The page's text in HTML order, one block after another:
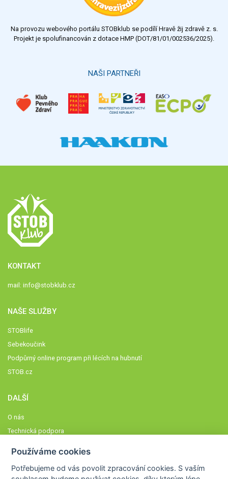
Výsledky Všechny ankety
Na provozu webového portálu STOBklub se podílí Hravě žij zdravě z. s.
Projekt je spolufinancován z dotace HMP (DOT/81/01/002536/2025).
NAŠI PARTNEŘI
KONTAKT
mail: info@stobklub.cz
NAŠE SLUŽBY
STOBlife
Sebekoučink
Podpůrný online program při lécích na hubnutí
STOB.cz
DALŠÍ
O nás
Technická podpora
Členové STOBklubu
Používáme cookies
Potřebujeme od vás povolit zpracování cookies. S vaším